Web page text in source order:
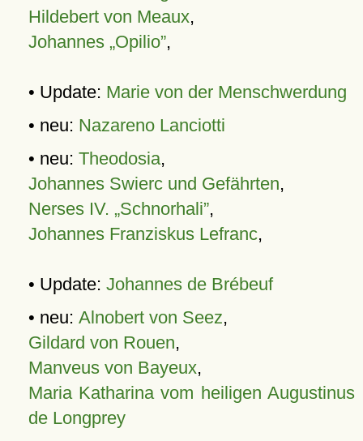
Hildebert von Meaux,
Johannes „Opilio”,
• Update: Marie von der Menschwerdung
• neu: Nazareno Lanciotti
• neu: Theodosia,
Johannes Swierc und Gefährten,
Nerses IV. „Schnorhali”,
Johannes Franziskus Lefranc,
• Update: Johannes de Brébeuf
• neu: Alnobert von Seez,
Gildard von Rouen,
Manveus von Bayeux,
Maria Katharina vom heiligen Augustinus
de Longprey